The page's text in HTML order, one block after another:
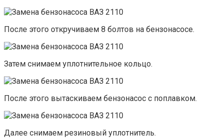
После этого откручиваем 8 болтов на бензонасосе.
Затем снимаем уплотнительное кольцо.
После этого вытаскиваем бензонасос с поплавком.
Далее снимаем резиновый уплотнитель.